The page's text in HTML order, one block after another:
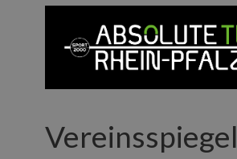
Vereinsspiegel